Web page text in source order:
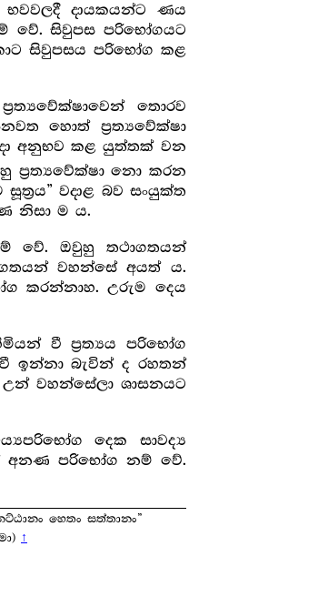
දායකයන්ට ණය
වේ. සිවුපස පරිභෝගයට
සිවුපසය පරිභෝග කළ
තොරව
හොත් ප්‍ර‍ත්‍යවේක්ෂා
අනුභව කළ යුත්තක් වන
ප්‍ර‍ත්‍යවේක්ෂා නො කරන
වදාළ බව සංයුක්ත
නිසා ම ය.
වේ. ඔවුහු තථාගතයන්
වහන්සේ අයත් ය.
කරන්නාහ. උරුම දෙය
වී ප්‍ර‍ත්‍යය පරිභෝග
ඉන්නා බැවින් ද රහතන්
වහන්සේලා ශාසනයට
දෙක සාවද්‍ය
අනණ පරිභෝග නම් වේ.
හෙතං සත්තානං”
↑